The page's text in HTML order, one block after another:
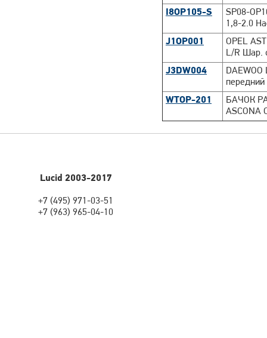
I8OP105-S
SP08-
1,8-2.0
J1OP001
OPEL
L/R Шар.
J3DW004
WTOP-201
БАЧОК
ASCONA
Lucid 2003-2017
+7 (495) 971-03-51
+7 (963) 965-04-10